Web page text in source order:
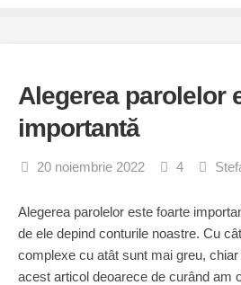
Alegerea parolelor
importantă
20 noiembrie 2022 4
Alegerea parolelor este foarte
de ele depind conturile noastre. Cu
complexe cu atât sunt mai greu,
acest articol deoarece de curând am